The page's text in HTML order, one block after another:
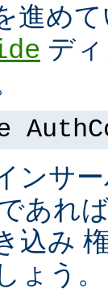
進め
デ
ンサ
あれ
込み
ょう。